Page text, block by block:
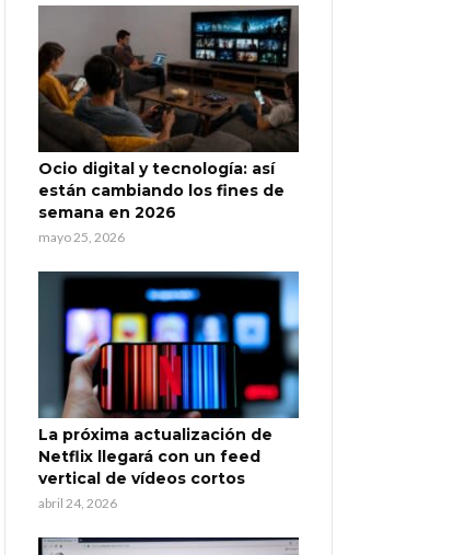
Ocio digital y tecnología: así
están cambiando los fines de
semana en 2026
mayo 25, 2026
La próxima actualización de
Netflix llegará con un feed
vertical de vídeos cortos
abril 24, 2026